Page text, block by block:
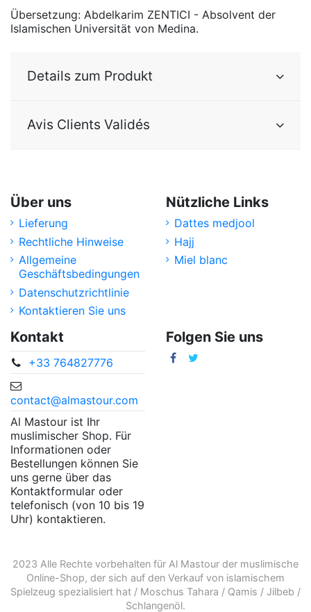
Übersetzung: Abdelkarim ZENTICI - Absolvent der
Islamischen Universität von Medina.
Details zum Produkt
Avis Clients Validés
Über uns
Lieferung
Rechtliche Hinweise
Allgemeine
Geschäftsbedingungen
Datenschutzrichtlinie
Kontaktieren Sie uns
Nützliche Links
Dattes medjool
Hajj
Miel blanc
Kontakt
+33 764827776
contact@almastour.com
Al Mastour ist Ihr
muslimischer Shop. Für
Informationen oder
Bestellungen können Sie
uns gerne über das
Kontaktformular oder
telefonisch (von 10 bis 19
Uhr) kontaktieren.
Folgen Sie uns
2023 Alle Rechte vorbehalten für Al Mastour der muslimische
Online-Shop, der sich auf den Verkauf von islamischem
Spielzeug spezialisiert hat / Moschus Tahara / Qamis / Jilbeb /
Schlangenöl.